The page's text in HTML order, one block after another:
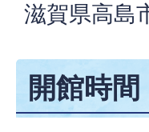
滋賀県高島
開館時間